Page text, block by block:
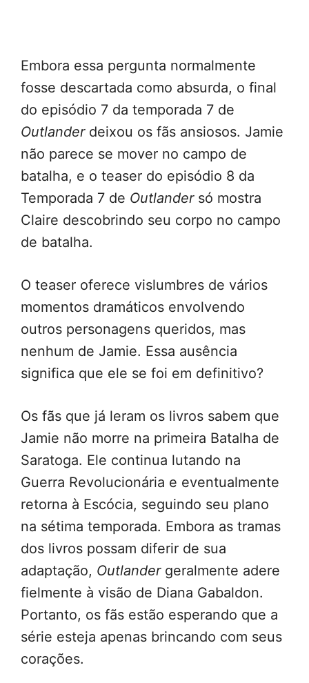
Embora essa pergunta normalmente
fosse descartada como absurda, o final
do episódio 7 da temporada 7 de
Outlanderdeixou os fãs ansiosos. Jamie
não parece se mover no campo de
batalha, e o teaser do episódio 8 da
Temporada 7 de Outlandersó mostra
Claire descobrindo seu corpo no campo
de batalha.
O teaser oferece vislumbres de vários
momentos dramáticos envolvendo
outros personagens queridos, mas
nenhum de Jamie. Essa ausência
significa que ele se foi em definitivo?
Os fãs que já leram os livros sabem que
Jamie não morre na primeira Batalha de
Saratoga. Ele continua lutando na
Guerra Revolucionária e eventualmente
retorna à Escócia, seguindo seu plano
na sétima temporada. Embora as tramas
dos livros possam diferir de sua
adaptação, Outlander geralmente adere
fielmente à visão de Diana Gabaldon.
Portanto, os fãs estão esperando que a
série esteja apenas brincando com seus
corações.